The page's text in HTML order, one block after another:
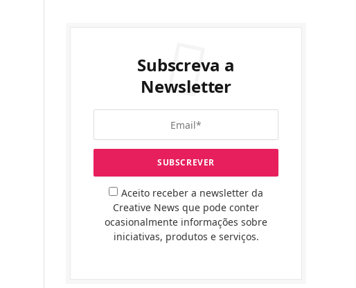
Subscreva a
Newsletter
Aceito receber a newsletter da
Creative News que pode conter
ocasionalmente informações sobre
iniciativas, produtos e serviços.